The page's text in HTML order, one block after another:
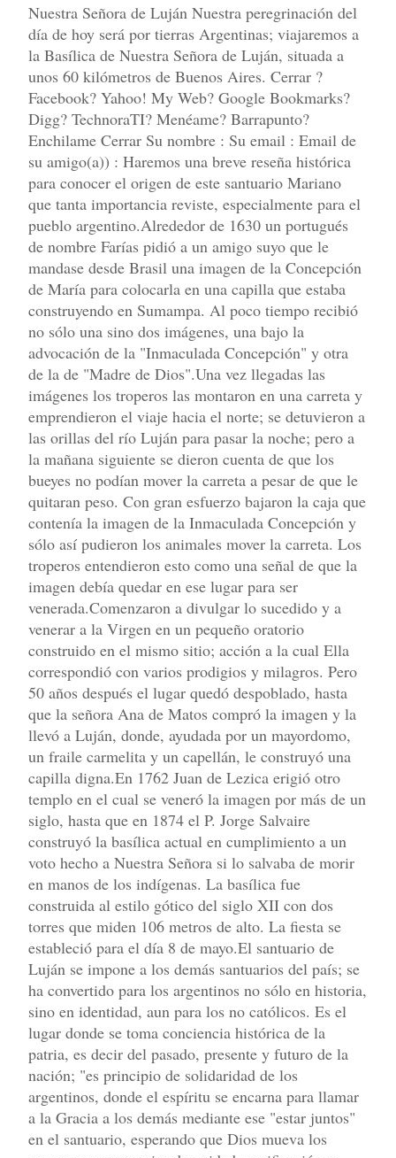
Nuestra Señora de Luján Nuestra peregrinación del
día de hoy será por tierras Argentinas; viajaremos a
la Basílica de Nuestra Señora de Luján, situada a
unos 60 kilómetros de Buenos Aires. Cerrar ?
Facebook? Yahoo! My Web? Google Bookmarks?
Digg? TechnoraTI? Menéame? Barrapunto?
Enchilame Cerrar Su nombre : Su email : Email de
su amigo(a)) : Haremos una breve reseña histórica
para conocer el origen de este santuario Mariano
que tanta importancia reviste, especialmente para el
pueblo argentino.Alrededor de 1630 un portugués
de nombre Farías pidió a un amigo suyo que le
mandase desde Brasil una imagen de la Concepción
de María para colocarla en una capilla que estaba
construyendo en Sumampa. Al poco tiempo recibió
no sólo una sino dos imágenes, una bajo la
advocación de la "Inmaculada Concepción" y otra
de la de "Madre de Dios".Una vez llegadas las
imágenes los troperos las montaron en una carreta y
emprendieron el viaje hacia el norte; se detuvieron a
las orillas del río Luján para pasar la noche; pero a
la mañana siguiente se dieron cuenta de que los
bueyes no podían mover la carreta a pesar de que le
quitaran peso. Con gran esfuerzo bajaron la caja que
contenía la imagen de la Inmaculada Concepción y
sólo así pudieron los animales mover la carreta. Los
troperos entendieron esto como una señal de que la
imagen debía quedar en ese lugar para ser
venerada.Comenzaron a divulgar lo sucedido y a
venerar a la Virgen en un pequeño oratorio
construido en el mismo sitio; acción a la cual Ella
correspondió con varios prodigios y milagros. Pero
50 años después el lugar quedó despoblado, hasta
que la señora Ana de Matos compró la imagen y la
llevó a Luján, donde, ayudada por un mayordomo,
un fraile carmelita y un capellán, le construyó una
capilla digna.En 1762 Juan de Lezica erigió otro
templo en el cual se veneró la imagen por más de un
siglo, hasta que en 1874 el P. Jorge Salvaire
construyó la basílica actual en cumplimiento a un
voto hecho a Nuestra Señora si lo salvaba de morir
en manos de los indígenas. La basílica fue
construida al estilo gótico del siglo XII con dos
torres que miden 106 metros de alto. La fiesta se
estableció para el día 8 de mayo.El santuario de
Luján se impone a los demás santuarios del país; se
ha convertido para los argentinos no sólo en historia,
sino en identidad, aun para los no católicos. Es el
lugar donde se toma conciencia histórica de la
patria, es decir del pasado, presente y futuro de la
nación; "es principio de solidaridad de los
argentinos, donde el espíritu se encarna para llamar
a la Gracia a los demás mediante ese "estar juntos"
en el santuario, esperando que Dios mueva los